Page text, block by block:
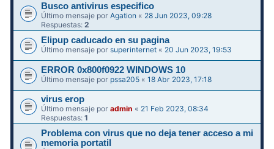
Busco antivirus especifico
Último mensaje porAgation « 28 Jun 2023, 09:28
Respuestas:2
Elipup caducado en su pagina
Último mensaje porsuperinternet « 20 Jun 2023, 19:53
ERROR 0x800f0922 WINDOWS 10
Último mensaje por pssa205 «18 Abr 2023, 17:18
virus erop
Último mensaje poradmin « 21 Feb 2023, 08:34
Respuestas:1
Problema con virus que no deja tener acceso a mi
memoria portatil